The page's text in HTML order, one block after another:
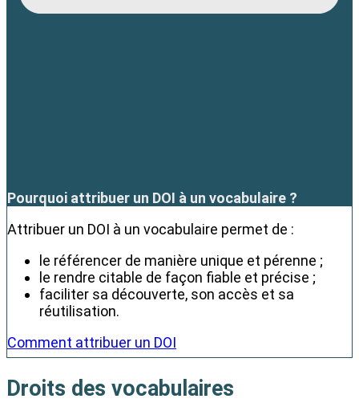
Pourquoi attribuer un DOI à un vocabulaire ?
Attribuer un DOI à un vocabulaire permet de :
le référencer de manière unique et pérenne ;
le rendre citable de façon fiable et précise ;
faciliter sa découverte, son accès et sa
réutilisation.
Comment attribuer un DOI
Droits des vocabulaires